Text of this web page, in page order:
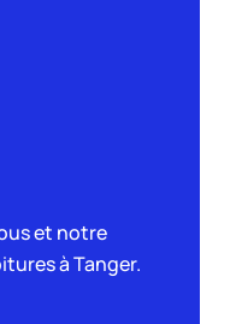
et notre
à Tanger.